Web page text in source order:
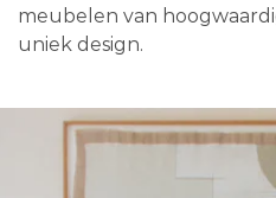
meubelen van
uniek design.